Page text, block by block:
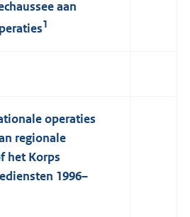
aan
1
operaties
regionale
het Korps
1996–